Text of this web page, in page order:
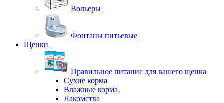
Вольеры
Фонтаны питьевые
Щенки
Правильное питание для вашего щенка
Сухие корма
Влажные корма
Лакомства